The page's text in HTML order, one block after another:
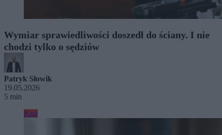
Wymiar sprawiedliwości doszedł do ściany. I nie
chodzi tylko o sędziów
Patryk Słowik
19.05.2026
5 min
Kraj